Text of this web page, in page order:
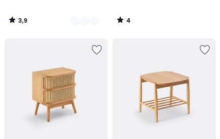
201.75
€
descuento
aplicado.
3,9
/
4
/